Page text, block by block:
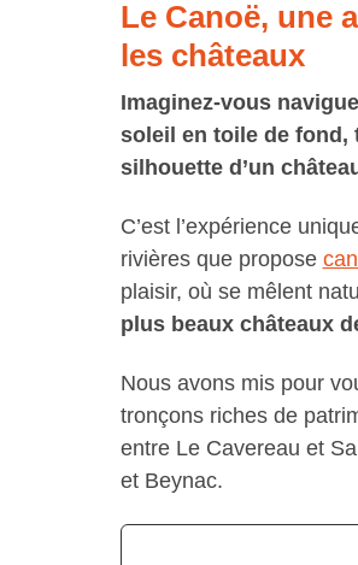
Le Canoë, une
les châteaux
Imaginez-vous
soleil en toile de fond,
silhouette d’un
C’est l’expérience
rivières que propose
plaisir, où se mêlent
plus beaux châteaux
Nous avons mis pour
tronçons riches de
entre Le Cavereau et
et Beynac.